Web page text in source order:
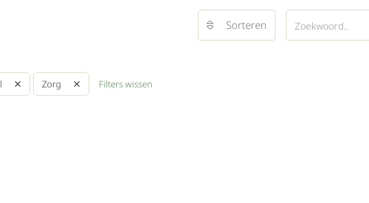
Sorteren
Zorg Filters wissen